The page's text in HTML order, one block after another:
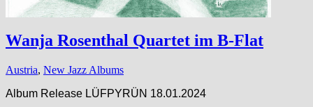
Wanja Rosenthal Quartet im B-Flat
Austria, New Jazz Albums
Album Release L​Ü​FPYR​Ü​N 18.01.2024